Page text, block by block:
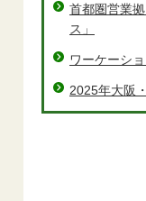
首都圏営業
ス」
ワーケーシ
2025年大阪